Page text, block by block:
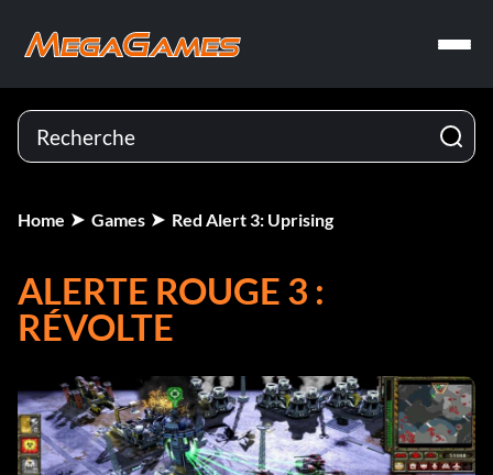
Home Games Red Alert 3: Uprising
ALERTE ROUGE 3 :
RÉVOLTE